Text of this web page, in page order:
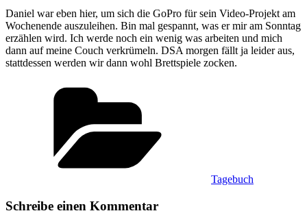
Daniel war eben hier, um sich die GoPro für sein Video-Projekt am
Wochenende auszuleihen. Bin mal gespannt, was er mir am Sonntag
erzählen wird. Ich werde noch ein wenig was arbeiten und mich
dann auf meine Couch verkrümeln. DSA morgen fällt ja leider aus,
stattdessen werden wir dann wohl Brettspiele zocken.
Tagebuch
Schreibe einen Kommentar